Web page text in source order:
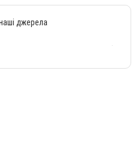
джерела